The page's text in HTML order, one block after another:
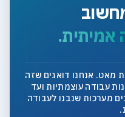
אמיתית.
מאט. אנחנו דואגים שזה
עבודה עוצמתיות ועד
מערכות שנבנו לעבודה